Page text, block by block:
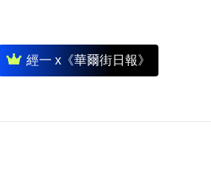
經一 x《華爾街日報》